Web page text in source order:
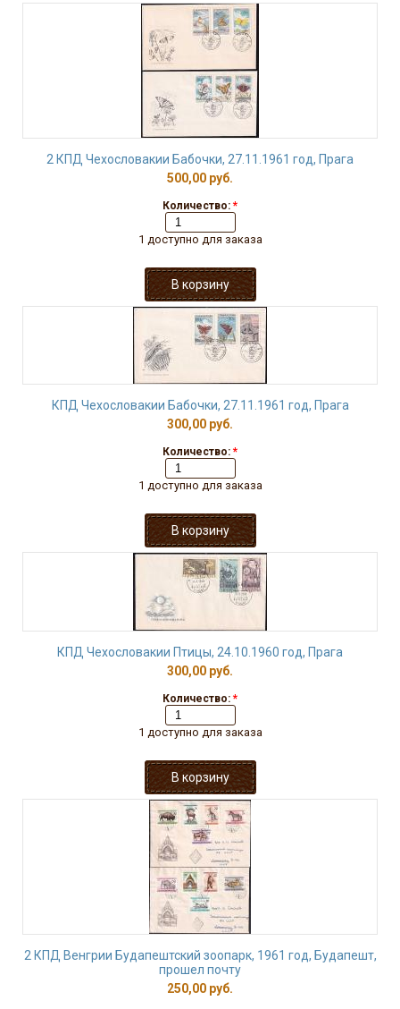
2 КПД Чехословакии Бабочки, 27.11.1961 год, Прага
500,00 руб.
Количество: *
1 доступно для заказа
КПД Чехословакии Бабочки, 27.11.1961 год, Прага
300,00 руб.
Количество: *
1 доступно для заказа
КПД Чехословакии Птицы, 24.10.1960 год, Прага
300,00 руб.
Количество: *
1 доступно для заказа
2 КПД Венгрии Будапештский зоопарк, 1961 год, Будапешт,
прошел почту
250,00 руб.